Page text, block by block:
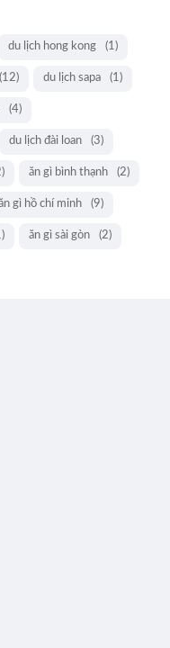
du lịch hong kong (1)
(12) du lịch sapa (1)
(4)
du lịch đài loan (3)
ăn gì bình thạnh (2)
gì hồ chí minh (9)
ăn gì sài gòn (2)